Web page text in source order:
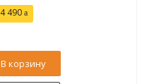
4 490
В корзину